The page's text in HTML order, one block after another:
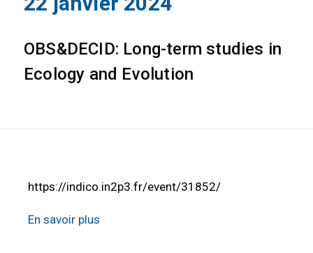
OBS&DECID: Long-term studies in
Ecology and Evolution
https://indico.in2p3.fr/event/31852/
En savoir plus